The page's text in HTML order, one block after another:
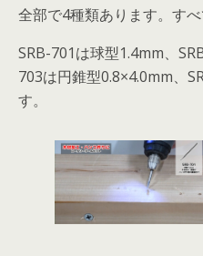
全部で4種類あります。す
SRB-701は球型1.4mm、
703は円錐型0.8×4.0mm、
す。